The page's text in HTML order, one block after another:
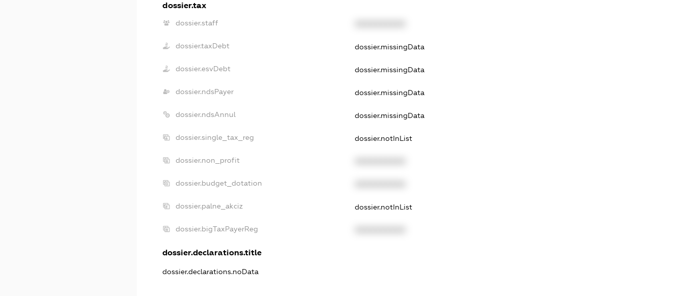
dossier.tax
dossier.staff
dossier.taxDebt dossier.missingData
dossier.esvDebt dossier.missingData
dossier.ndsPayer dossier.missingData
dossier.ndsAnnul dossier.missingData
dossier.single_tax_reg dossier.notInList
dossier.non_profit
dossier.budget_dotation
dossier.palne_akciz dossier.notInList
dossier.bigTaxPayerReg
dossier.declarations.title
dossier.declarations.noData